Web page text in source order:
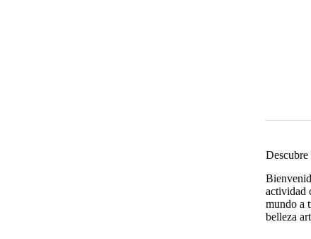
actividad
mundo a
belleza